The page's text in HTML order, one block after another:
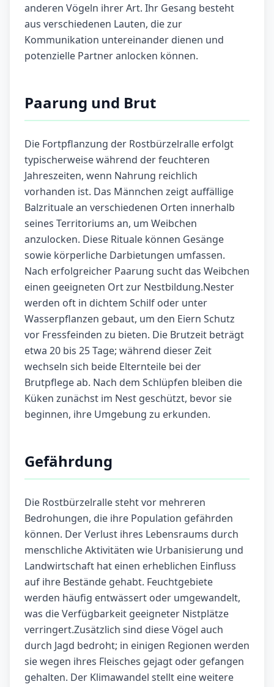
anderen Vögeln ihrer Art. Ihr Gesang besteht
aus verschiedenen Lauten, die zur
Kommunikation untereinander dienen und
potenzielle Partner anlocken können.
Paarung und Brut
Die Fortpflanzung der Rostbürzelralle erfolgt
typischerweise während der feuchteren
Jahreszeiten, wenn Nahrung reichlich
vorhanden ist. Das Männchen zeigt auffällige
Balzrituale an verschiedenen Orten innerhalb
seines Territoriums an, um Weibchen
anzulocken. Diese Rituale können Gesänge
sowie körperliche Darbietungen umfassen.
Nach erfolgreicher Paarung sucht das Weibchen
einen geeigneten Ort zur Nestbildung.Nester
werden oft in dichtem Schilf oder unter
Wasserpflanzen gebaut, um den Eiern Schutz
vor Fressfeinden zu bieten. Die Brutzeit beträgt
etwa 20 bis 25 Tage; während dieser Zeit
wechseln sich beide Elternteile bei der
Brutpflege ab. Nach dem Schlüpfen bleiben die
Küken zunächst im Nest geschützt, bevor sie
beginnen, ihre Umgebung zu erkunden.
Gefährdung
Die Rostbürzelralle steht vor mehreren
Bedrohungen, die ihre Population gefährden
können. Der Verlust ihres Lebensraums durch
menschliche Aktivitäten wie Urbanisierung und
Landwirtschaft hat einen erheblichen Einfluss
auf ihre Bestände gehabt. Feuchtgebiete
werden häufig entwässert oder umgewandelt,
was die Verfügbarkeit geeigneter Nistplätze
verringert.Zusätzlich sind diese Vögel auch
durch Jagd bedroht; in einigen Regionen werden
sie wegen ihres Fleisches gejagt oder gefangen
gehalten. Der Klimawandel stellt eine weitere